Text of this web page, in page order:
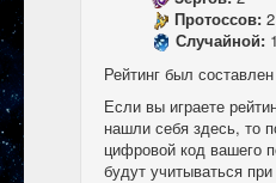
Протоссов: 2
Случайной: 1
Рейтинг был
Если вы играете
нашли себя здесь, то
цифровой код вашего
будут учитываться